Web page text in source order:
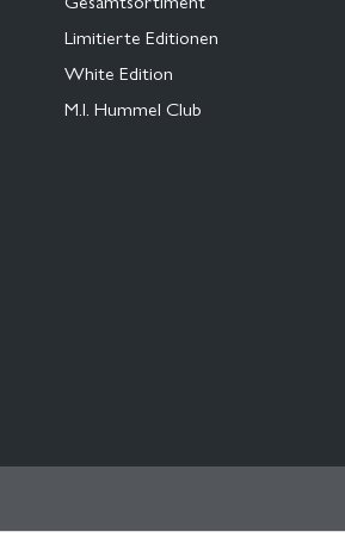
Limitierte Editionen
White Edition
M.I. Hummel Club